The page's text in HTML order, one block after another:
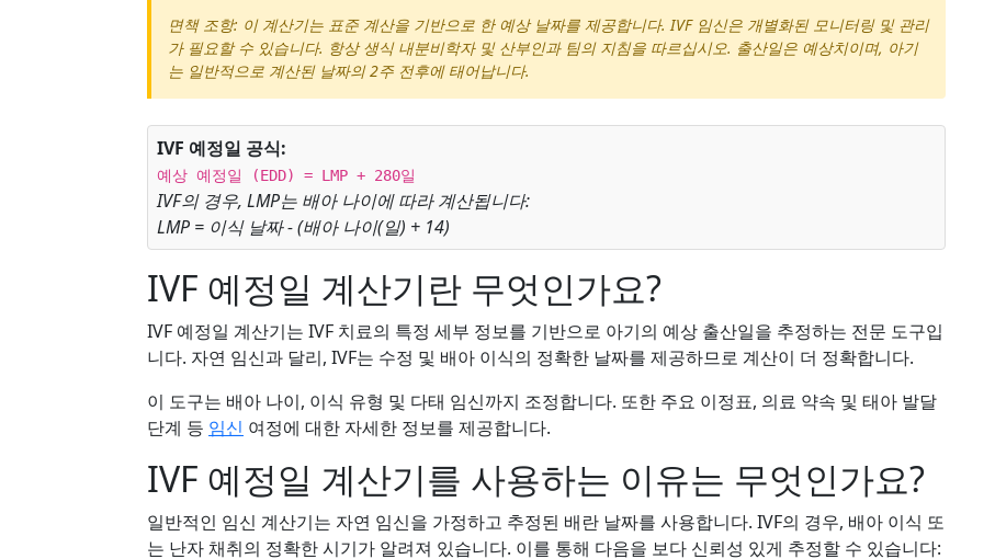
면책 조항: 이 계산기는 표준 계산을 기반으로 한 예상 날짜를 제공합니다. IVF 임신은 개별화된 모니터링 및 관리
가 필요할 수 있습니다. 항상 생식 내분비학자 및 산부인과 팀의 지침을 따르십시오. 출산일은 예상치이며, 아기
는 일반적으로 계산된 날짜의 2주 전후에 태어납니다.
IVF 예정일 공식:
예상 예정일 (EDD) = LMP + 280일
IVF의 경우, LMP는 배아 나이에 따라 계산됩니다:
LMP = 이식 날짜 - (배아 나이(일) + 14)
IVF 예정일 계산기란 무엇인가요?
IVF 예정일 계산기는 IVF 치료의 특정 세부 정보를 기반으로 아기의 예상 출산일을 추정하는 전문 도구입
니다. 자연 임신과 달리, IVF는 수정 및 배아 이식의 정확한 날짜를 제공하므로 계산이 더 정확합니다.
이 도구는 배아 나이, 이식 유형 및 다태 임신까지 조정합니다. 또한 주요 이정표, 의료 약속 및 태아 발달
단계 등 임신 여정에 대한 자세한 정보를 제공합니다.
IVF 예정일 계산기를 사용하는 이유는 무엇인가요?
일반적인 임신 계산기는 자연 임신을 가정하고 추정된 배란 날짜를 사용합니다. IVF의 경우, 배아 이식 또
는 난자 채취의 정확한 시기가 알려져 있습니다. 이를 통해 다음을 보다 신뢰성 있게 추정할 수 있습니다: